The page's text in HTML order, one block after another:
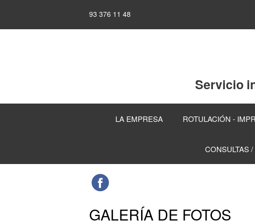
93 376 11 48
Servicio
LA EMPRESA ROTULACIÓN -
CONSULTAS
GALERÍA DE FOTOS